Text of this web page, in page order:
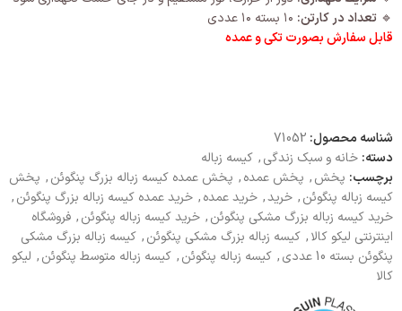
🔹 تعداد در کارتن:
قابل سفارش بصورت تکی و عمده
شناسه محصول: 71052
دسته: خانه و سبک زندگی, کیسه زباله
برچسب: پخش, پخش عمده, پخش عمده کیسه زباله بزرگ پنگوئن, پخش
کیسه زباله پنگوئن, خرید, خرید عمده, خرید عمده کیسه زباله بزرگ پنگوئن,
خرید کیسه زباله بزرگ مشکی پنگوئن, خرید کیسه زباله پنگوئن, فروشگاه
اینترنتی لیکو کالا, کیسه زباله بزرگ مشکی پنگوئن, کیسه زباله بزرگ مشکی
پنگوئن بسته 10 عددی
, کیسه زباله پنگوئن, کیسه زباله متوسط پنگوئن, لیکو
کالا